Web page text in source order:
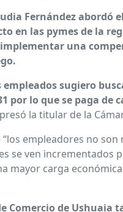
Fernández abordó
en las pymes de la
una
sugiero
por lo que se paga de
la titular de la
empleadores no son
se ven incrementados
mayor carga
Comercio de Ushuaia